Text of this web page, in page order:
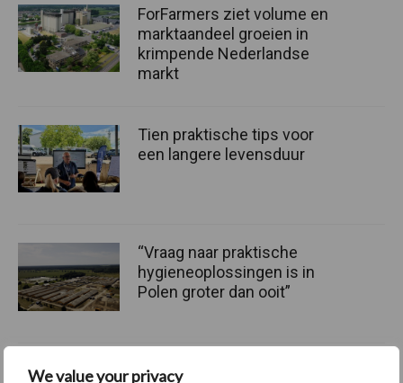
We value your privacy
ForFarmers ziet volume en
marktaandeel groeien in
krimpende Nederlandse
markt
Tien praktische tips voor
een langere levensduur
“Vraag naar praktische
hygieneoplossingen is in
Polen groter dan ooit”